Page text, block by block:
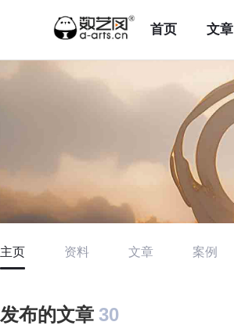
首页 文章
主页 资料 文章 案例
发布的文章 30